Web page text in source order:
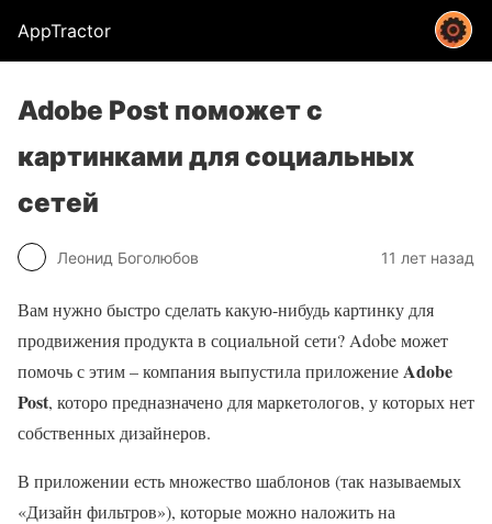
AppTractor
Adobe Post поможет с
картинками для социальных
сетей
Леонид Боголюбов 11 лет назад
Вам нужно быстро сделать какую-нибудь картинку для
продвижения продукта в социальной сети? Adobe может
помочь с этим – компания выпустила приложениеAdobe
Post, которо предназначено для маркетологов, у которых нет
собственных дизайнеров.
В приложении есть множество шаблонов (так называемых
«Дизайн фильтров»), которые можно наложить на